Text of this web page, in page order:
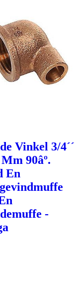
Vinkel 3/4´´
90âº.
En
-